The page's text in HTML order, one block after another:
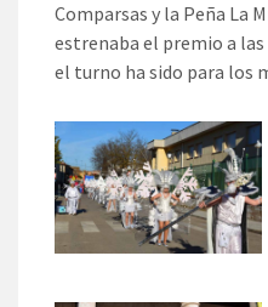
Comparsas y la Peña La
estrenaba el premio a
el turno ha sido para los